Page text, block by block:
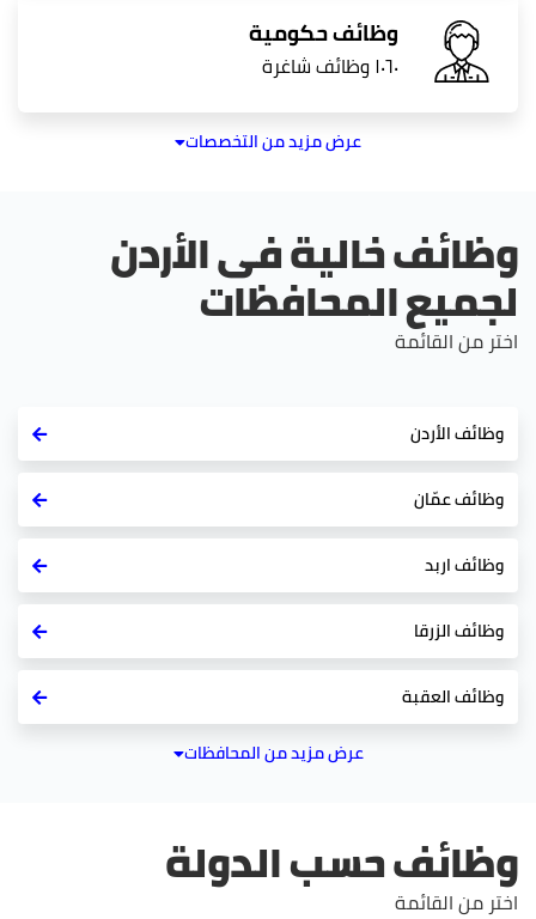
وظائف حكومية
١٠٦٠ وظائف شاغرة
عرض مزيد من التخصصات
وظائف خالية فى الأردن
لجميع المحافظات
اختر من القائمة
وظائف الأردن
وظائف عمّان
وظائف اربد
وظائف الزرقا
وظائف العقبة
عرض مزيد من المحافظات
وظائف حسب الدولة
اختر من القائمة